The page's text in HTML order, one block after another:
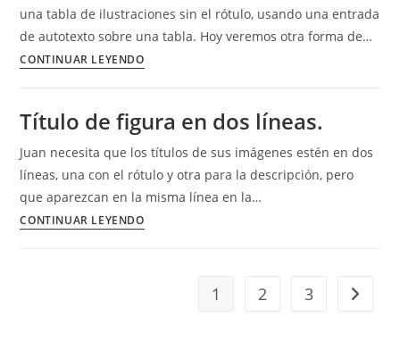
títulos
de
las
una tabla de ilustraciones sin el rótulo, usando una entrada
de autotexto sobre una tabla. Hoy veremos otra forma de…
CONTINUAR LEYENDOTabla
sin
el
rótulo
(Título
de
Título de figura en dos líneas.
Juan necesita que los títulos de sus imágenes estén en dos
líneas, una con el rótulo y otra para la descripción, pero
que aparezcan en la misma línea en la…
CONTINUAR LEYENDOTítulo
1 2 3 Ir a la